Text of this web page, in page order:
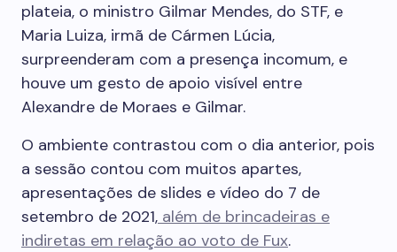
plateia, o ministro Gilmar Mendes, do STF, e
Maria Luiza, irmã de Cármen Lúcia,
surpreenderam com a presença incomum, e
houve um gesto de apoio visível entre
Alexandre de Moraes e Gilmar.
O ambiente contrastou com o dia anterior, pois
a sessão contou com muitos apartes,
apresentações de slides e vídeo do 7 de
setembro de 2021, além de brincadeiras e
indiretas em relação ao voto de Fux.